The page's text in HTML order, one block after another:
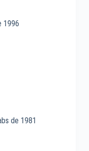
1996
de 1981